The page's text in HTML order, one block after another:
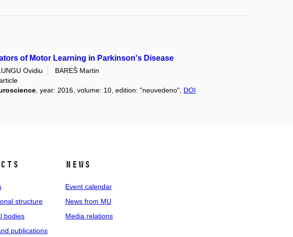
of Motor Learning in Parkinson's Disease
Ovidiu
BAREŠ Martin
, year: 2016, volume: 10, edition: "neuvedeno", DOI
structure
bodies
publications
News
Event calendar
News from MU
Media relations